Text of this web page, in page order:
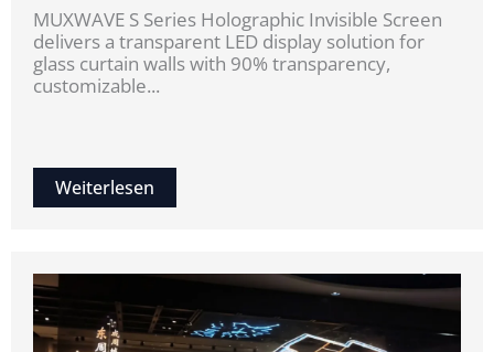
MUXWAVE S Series Holographic Invisible Screen
delivers a transparent LED display solution for
glass curtain walls with 90% transparency,
customizable...
Weiterlesen